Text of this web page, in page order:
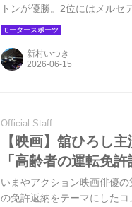
トンが優勝。2位にはメルセ
ド・ノリスが入り、1968年
新村いつき
Official Staff
【映画】舘ひろし
「高齢者の運転免
いまやアクション映画俳優
の免許返納をテーマにした